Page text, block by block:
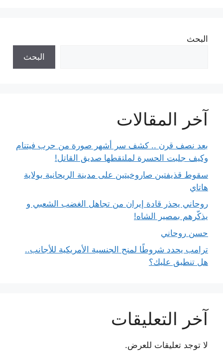
البحث
البحث
آخر المقالات
بعد نصف قرن .. كشف سر أشهر صورة من حرب فيتنام
وكيف جلبت الحسرة لملتقطها صديق القاتل!
سقوط قذيفتين صاروخيتين على مدينة الريحانية بولاية
هاتاي
روحاني يحذر قادة إيران من تجاهل الغضب الشعبي و
يذكّرهم بمصير الشاه!
حسن روحاني
ترامب يحدد شروطًا لمنح الجنسية الأمريكية للأجانب..
هل تنطبق عليك؟
آخر التعليقات
لا توجد تعليقات للعرض.